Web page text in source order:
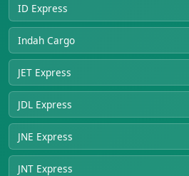
ID Express
Indah Cargo
JET Express
JDL Express
JNE Express
JNT Express